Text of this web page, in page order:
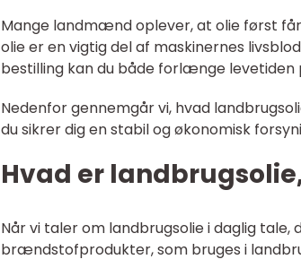
Mange landmænd oplever, at olie først
olie er en vigtig del af maskinernes
bestilling kan du både forlænge levetiden
Nedenfor gennemgår vi, hvad
du sikrer dig en stabil og økonomisk
Hvad er
Når vi taler om landbrugsolie i daglig
brændstofprodukter, som bruges i